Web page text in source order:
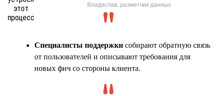
Владислав, разметчик данных
Специалисты поддержки собирают обратную связь
от пользователей и описывают требования для
новых фич со стороны клиента.